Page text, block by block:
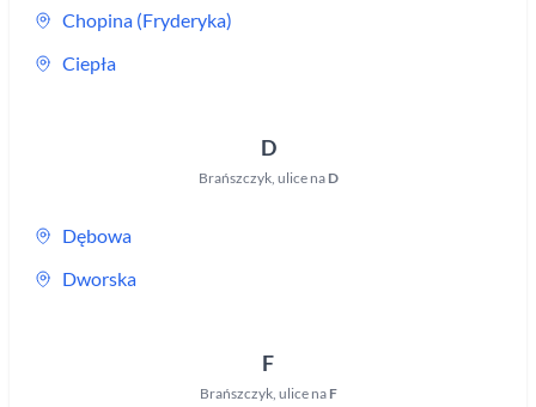
Chopina (Fryderyka)
Ciepła
D
Brańszczyk, ulice na D
Dębowa
Dworska
F
Brańszczyk, ulice na F